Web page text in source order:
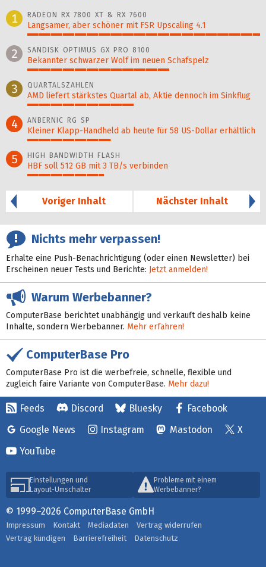
1
RADEON RX 7800 XT & RX 7600
Langsamer, aber schöner mit FSR Upscaling 4.1
2 SANDISK OPTIMUS GX PRO 8100
Bekannter schwarzer Wolf im neuen Schafspelz
3 QUARTALSZAHLEN
AMD liefert stärkstes Quartal ab, Aktie dennoch im Sinkflug
4 ANBERNIC RG SP
Kleiner Klapp-Hand­held ab heute für 58 US-Dollar er­hält­lich
5 HIGH BANDWIDTH FLASH
HBF soll 512 GB mit 3 TB/s verbinden
Voriger Inhalt
Nächster Inhalt
Nichts mehr verpassen!
Erhalte eine Push-Benachrichtigung (oder einen Newsletter) bei
Erscheinen neuer Tests und Berichte: Jetzt anmelden!
Warum Werbebanner?
ComputerBase berichtet unabhängig und verkauft deshalb keine
Inhalte, sondern Werbebanner. Mehr erfahren!
ComputerBase Pro
ComputerBase Pro ist die werbefreie, schnelle, flexible und
zugleich faire Variante von ComputerBase. Mehr dazu!
Feeds Discord Bluesky
Facebook
Google News
Instagram Mastodon
X
YouTube
Einstellungen und
Layout-Umschalter
Probleme mit einem
Werbebanner?
© 1999–2026 ComputerBase GmbH
Impressum Kontakt Mediadaten
Vertrag widerrufen
Vertrag kündigen
Barrierefreiheit Datenschutz